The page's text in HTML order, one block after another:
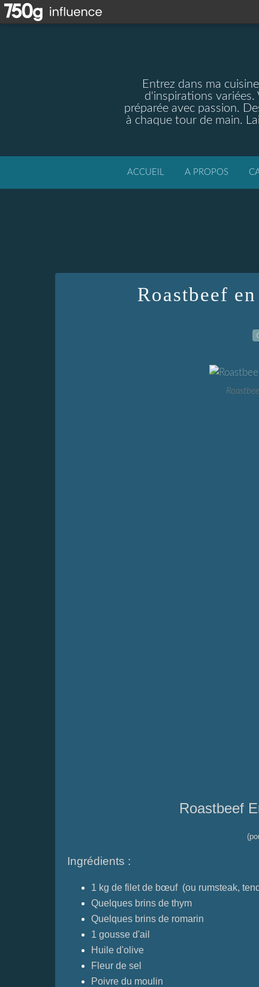
Entrez dans ma
d'inspirations
préparée avec passion.
à chaque tour de main.
ACCUEIL A PROPOS
Roastbeef
Roastbeef
Ingrédients :
1 kg de filet de bœuf (ou rumsteak,
Quelques brins de thym
Quelques brins de romarin
1 gousse d'ail
Huile d'olive
Fleur de sel
Poivre du moulin